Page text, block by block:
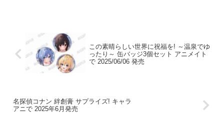
この素晴らしい世界に祝福を! ～温泉でゆ
ったり～ 缶バッジ3個セット アニメイト
で 2025/06/06 発売
名探偵コナン 絆創膏 サプライズ! キャラ
アニで 2025年6月発売